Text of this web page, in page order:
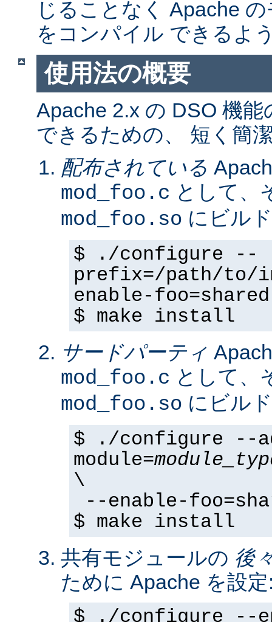
じることなく Apache
をコンパイル できるよ
使用法の概要
Apache 2.x の DSO 機
できるための、 短く簡
配布されている
mod_foo.c として、
mod_foo.so にビル
$ ./configure --
prefix=/path/
enable-foo=shared
$ make install
サードパーティ
mod_foo.c として、
mod_foo.so にビル
$ ./configure --
module=
\
--enable-
$ make install
共有モジュールの 後
ために Apache を設
$ ./configure --